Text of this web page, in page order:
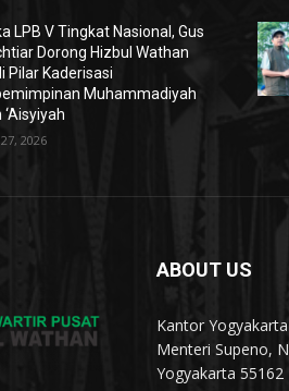
LPB V Tingkat Nasional, Gus
Dorong Hizbul Wathan
Pilar Kaderisasi
Muhammadiyah
‘Aisyiyah
2026
ABOUT US
Kantor
Menteri Supeno,
Yogyakarta 55162